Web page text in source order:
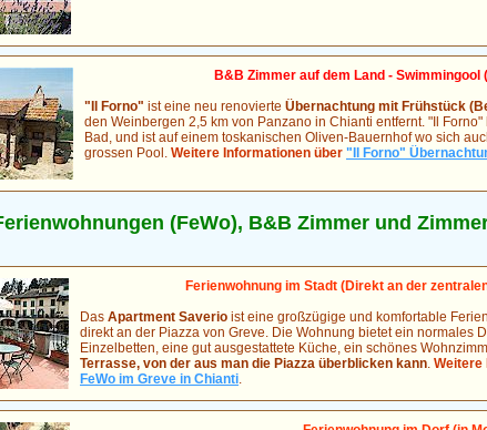
B&B Zimmer auf dem Land - Swimmingool
"Il Forno" ist eine neu renovierte Übernachtung mit Frühstück
den Weinbergen 2,5 km von Panzano in Chianti entfernt. "Il
Bad, und ist auf einem toskanischen Oliven-Bauernhof wo sich
grossen Pool. Weitere Informationen über "Il Forno"
(FeWo), B&B Zimmer und
Ferienwohnung im Stadt (Direkt an der
Das Apartment Saverio ist eine großzügige und komfortable
direkt an der Piazza von Greve. Die Wohnung bietet ein normales
Einzelbetten, eine gut ausgestattete Küche, ein schönes
Terrasse, von der aus man die Piazza überblicken kann. Weitere
FeWo im Greve in Chianti.